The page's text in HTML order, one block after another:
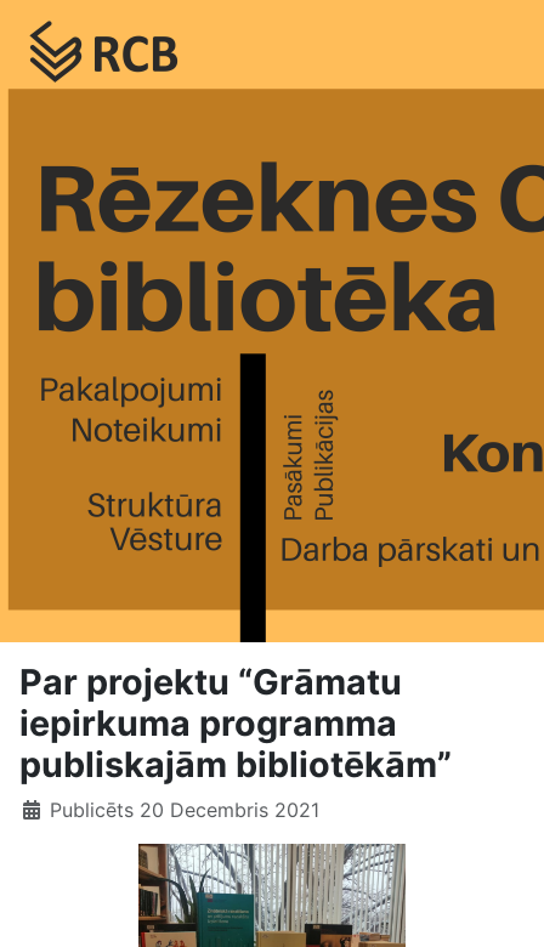
Par projektu “Grāmatu
iepirkuma programma
publiskajām bibliotēkām”
Publicēts 20 Decembris 2021